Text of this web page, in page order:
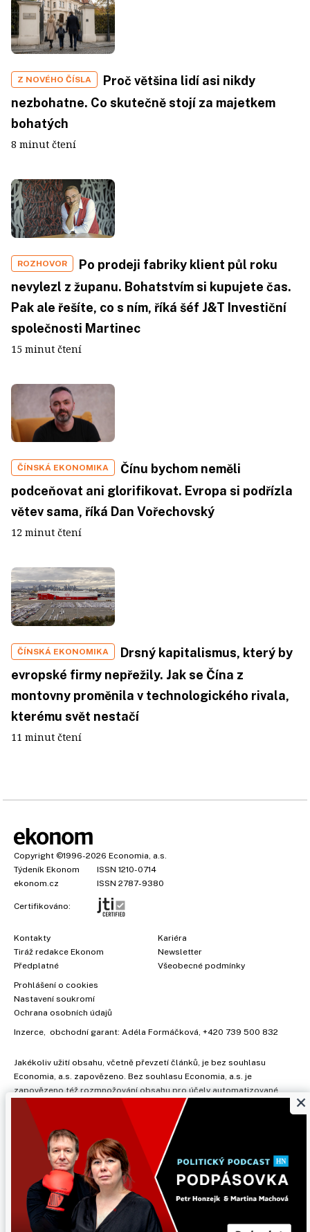
Z NOVÉHO ČÍSLA
Proč většina lidí asi nikdy
nezbohatne. Co skutečně stojí za majetkem
bohatých
8 minut čtení
ROZHOVOR
Po prodeji fabriky klient půl roku
nevylezl z županu. Bohatstvím si kupujete čas.
Pak ale řešíte, co s ním, říká šéf J&T Investiční
společnosti Martinec
15 minut čtení
ČÍNSKÁ EKONOMIKA
Čínu bychom neměli
podceňovat ani glorifikovat. Evropa si podřízla
větev sama, říká Dan Vořechovský
12 minut čtení
ČÍNSKÁ EKONOMIKA
Drsný kapitalismus, který by
evropské firmy nepřežily. Jak se Čína z
montovny proměnila v technologického rivala,
kterému svět nestačí
11 minut čtení
Copyright ©1996-2026 Economia, a.s.
Týdeník Ekonom
ISSN 1210-0714
ekonom.cz
ISSN 2787-9380
Certifikováno:
Kontakty
Tiráž redakce Ekonom
Předplatné
Kariéra
Newsletter
Všeobecné podmínky
Prohlášení o cookies
Nastavení soukromí
Ochrana osobních údajů
Inzerce, obchodní garant: Adéla Formáčková, +420 739 500 832
Jakékoliv užití obsahu, včetně převzetí článků, je bez souhlasu
Economia, a.s. zapovězeno. Bez souhlasu Economia, a.s. je
zapovězeno též rozmnožování obsahu pro účely automatizované
analýzy textů nebo dat podle ustanovení § 39c autorského zákona.
×